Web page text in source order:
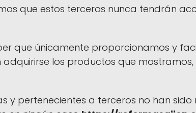
que estos terceros nunca tendrán
que únicamente proporcionamos y
los productos que
y pertenecientes a terceros no han